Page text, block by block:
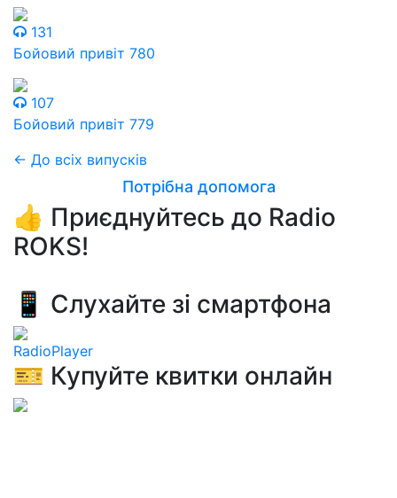
131
Бойовий привіт 780
107
Бойовий привіт 779
← До всіх випусків
Потрібна допомога
👍 Приєднуйтесь до Radio
ROKS!
📱 Слухайте зі смартфона
RadioPlayer
🎫 Купуйте квитки онлайн